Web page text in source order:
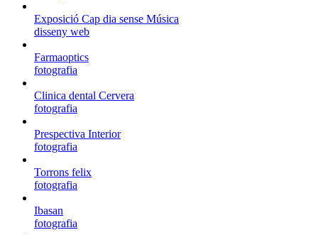
Exposició Cap dia sense Música
disseny web
Farmaoptics
fotografia
Clinica dental Cervera
fotografia
Prespectiva Interior
fotografia
Torrons felix
fotografia
Ibasan
fotografia